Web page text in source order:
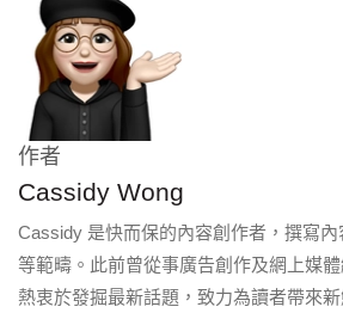
作者
Cassidy Wong
Cassidy 是快而保的內容創作者，撰寫
等範疇。此前曾從事廣告創作及網上媒
熱衷於發掘最新話題，致力為讀者帶來